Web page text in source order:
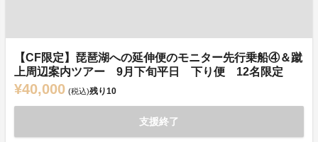
【CF限定】琵琶湖への延伸便のモニター先行乗船④＆蹴
上周辺案内ツアー 9月下旬平日 下り便 12名限定
¥40,000 (税込)残り10
支援終了